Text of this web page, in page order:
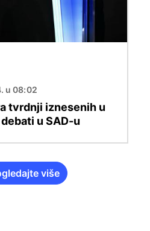
u 08:02
tvrdnji iznesenih u
u SAD-u
više